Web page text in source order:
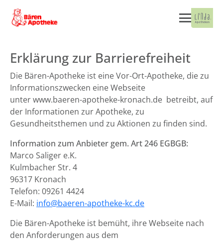
Erklärung zur Barrierefreiheit
Die Bären-Apotheke ist eine Vor-Ort-Apotheke, die zu
Informationszwecken eine Webseite
unter www.baeren-apotheke-kronach.de betreibt, auf
der Informationen zur Apotheke, zu
Gesundheitsthemen und zu Aktionen zu finden sind.
Information zum Anbieter gem. Art 246 EGBGB:
Marco Saliger e.K.
Kulmbacher Str. 4
96317 Kronach
Telefon: 09261 4424
E-Mail: info@baeren-apotheke-kc.de
Die Bären-Apotheke ist bemüht, ihre Webseite nach
den Anforderungen aus dem